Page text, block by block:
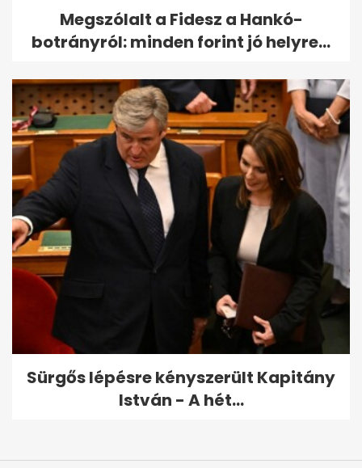
Megszólalt a Fidesz a Hankó-
botrányról: minden forint jó helyre...
Sürgős lépésre kényszerült Kapitány
István - A hét...